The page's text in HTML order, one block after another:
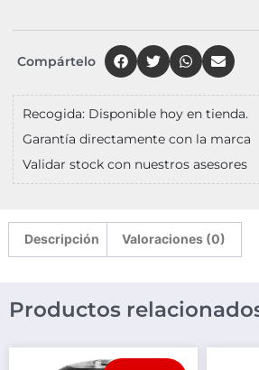
Compártelo
Recogida: Disponible hoy en tienda.
Garantía directamente con la marca
Validar stock con nuestros asesores
Descripción Valoraciones (0)
Productos